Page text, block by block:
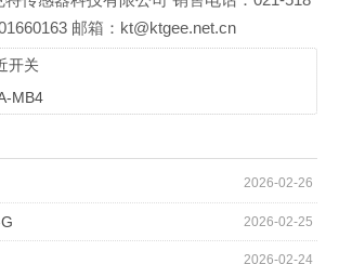
邮箱：kt@ktgee.net.cn
开关
MB4
2026-02-26
2026-02-25
2026-02-24